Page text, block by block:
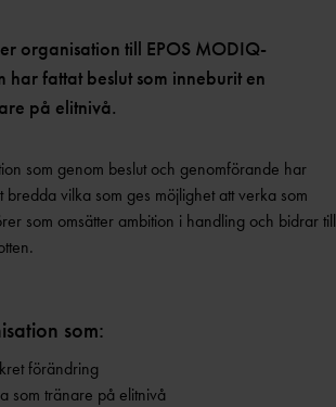
organisation till EPOS MODIQ-
fattat beslut som inneburit en
på elitnivå.
som genom beslut och genomförande har
vilka som ges möjlighet att verka som
som omsätter ambition i handling och bidrar till
som:
förändring
som tränare på elitnivå